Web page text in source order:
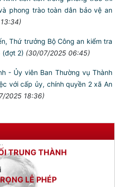
phong trào toàn dân bảo vệ an
Thứ trưởng Bộ Công an kiểm tra
(đợt 2) (30/07/2025 06:45)
- Ủy viên Ban Thường vụ Thành
với cấp ủy, chính quyền 2 xã An
2025 18:36)
CÁCH
AN CÁCH MỆNH LÀ:
LIÊM, CHÍNH
ÁI GIÚP ĐỠ
LỄ PHÉP
TỤY